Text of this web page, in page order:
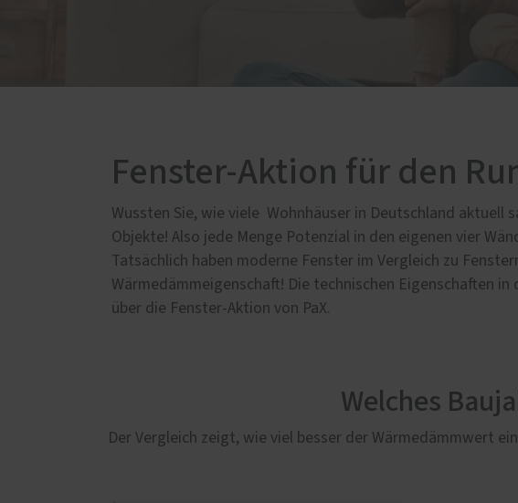
Fenster-Aktion für den
Wussten Sie, wie viele Wohnhäuser in Deutschland
Objekte! Also jede Menge Potenzial in den eigenen vier
Tatsächlich haben moderne Fenster im Vergleich zu
Wärmedämmeigenschaft! Die technischen Eigenschaften
über die Fenster-Aktion von PaX.
Welches
Der Vergleich zeigt, wie viel besser der Wärmedämmwert